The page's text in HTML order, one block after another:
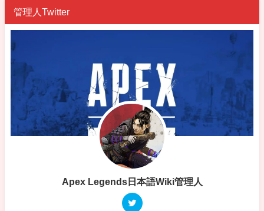
管理人Twitter
Apex Legends日本語Wiki管理人